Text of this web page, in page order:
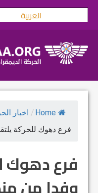
Skip
العربية
Home
/ اخبار
فرع دهوك للحركة
فرع دهوك